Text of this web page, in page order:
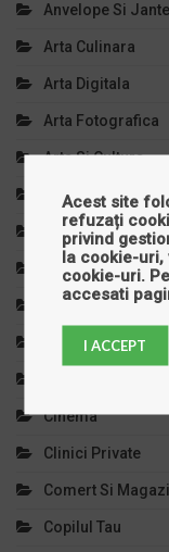
Anvelope Si Jante
Arta Culinara
Arta Digitala
Arta Fotografica
Arta Si Cultura
Articole Copii
Auto, Moto, Velo
Autoturisme
Bijuterii
Calculatoare
Cinema
Clinici Private
Comert Si
Copilul Tau
Acest site
refuzați
privind
la cookie-uri,
cookie-uri.
accesati
I ACCEPT